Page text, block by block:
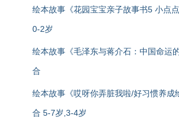
绘本故事《花园宝宝亲子故事书5 小点
0-2岁
绘本故事《毛泽东与蒋介石：中国命运
合
绘本故事《哎呀你弄脏我啦/好习惯养成
合 5-7岁,3-4岁